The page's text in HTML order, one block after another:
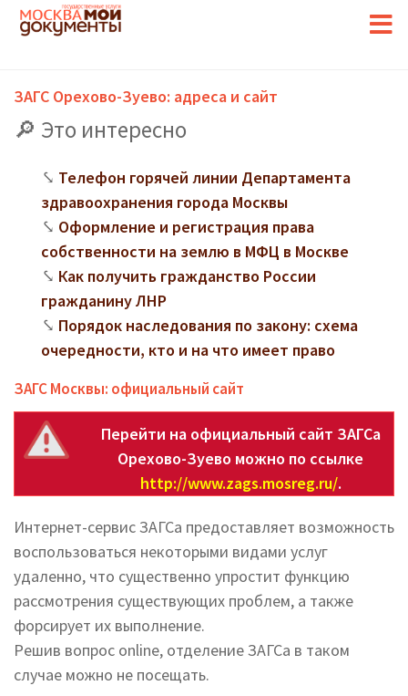
ЗАГС Орехово-Зуево: адреса и сайт
Это интересно
Телефон горячей линии Департамента
здравоохранения города Москвы
Оформление и регистрация права
собственности на землю в МФЦ в Москве
Как получить гражданство России
гражданину ЛНР
Порядок наследования по закону: схема
очередности, кто и на что имеет право
ЗАГС Москвы: официальный сайт
Перейти на официальный сайт ЗАГСа
Орехово-Зуево можно по ссылке
http://www.zags.mosreg.ru/.
Интернет-сервис ЗАГСа предоставляет возможность
воспользоваться некоторыми видами услуг
удаленно, что существенно упростит функцию
рассмотрения существующих проблем, а также
форсирует их выполнение.
Решив вопрос online, отделение ЗАГСа в таком
случае можно не посещать.